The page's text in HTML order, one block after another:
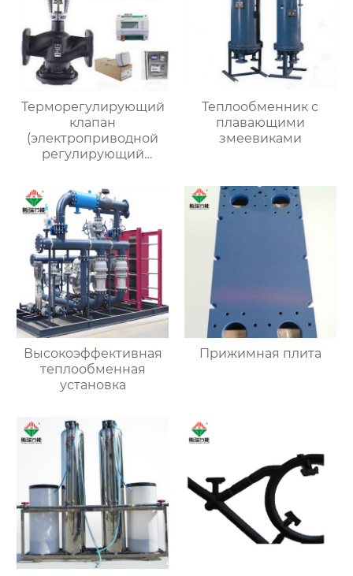
Терморегулирующий
клапан
(электроприводной
регулирующий
Теплообменник с
плавающими
змеевиками
Высокоэффективная
теплообменная
установка
Прижимная плита